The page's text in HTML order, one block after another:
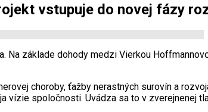
vstupuje do novej fázy
Na základe dohody medzi Vierkou
choroby, ťažby nerastných surovín a
vízie spoločnosti. Uvádza sa to v zverejnenej